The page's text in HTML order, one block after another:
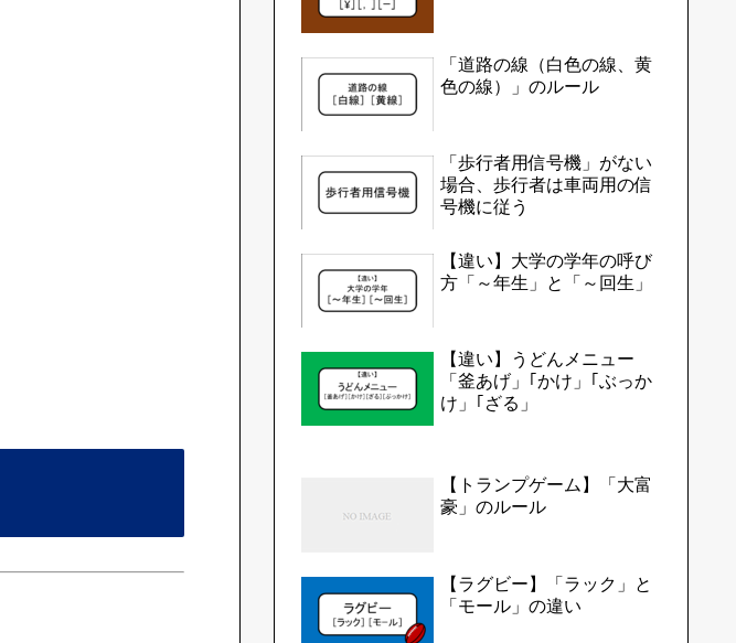
「道路の線（白色の線、黄
色の線）」のルール
「歩行者用信号機」がない
場合、歩行者は車両用の信
号機に従う
【違い】大学の学年の呼び
方「～年生」と「～回生」
【違い】うどんメニュー
「釜あげ」｢かけ」｢ぶっか
け」｢ざる」
【トランプゲーム】「大富
豪」のルール
【ラグビー】「ラック」と
「モール」の違い